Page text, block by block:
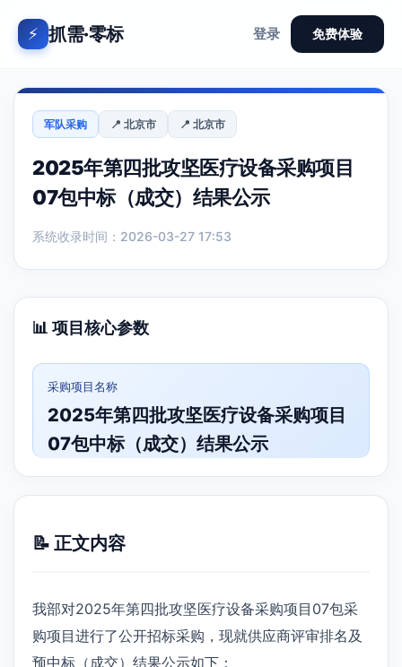
⚡ 抓需·零标 登录 免费体验
军队采购 📍 北京市 📍 北京市
2025年第四批攻坚医疗设备采购项目
07包中标（成交）结果公示
系统收录时间：2026-03-27 17:53
📊 项目核心参数
采购项目名称
2025年第四批攻坚医疗设备采购项目
07包中标（成交）结果公示
📝 正文内容
我部对2025年第四批攻坚医疗设备采购项目07包采
购项目进行了公开招标采购，现就供应商评审排名及
预中标（成交）结果公示如下：